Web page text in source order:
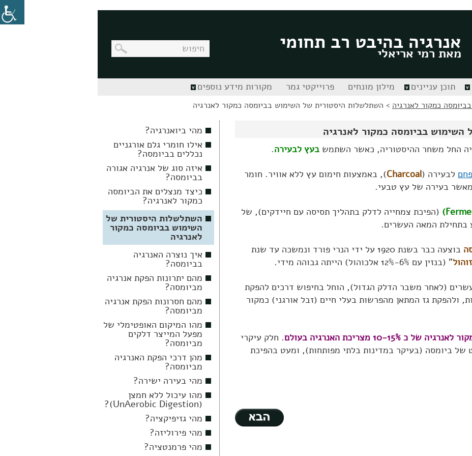
אנרגיה בהיבט רב תחומי
מאת רמי אריאלי
תוכן עניינים מילון מונחים פרוייקטי גמר מקורות מידע נוספים
כמקור לאנרגיה > השתלשלות היסטורית של השימוש בביומסה כמקור לאנרגיה
בביומסה כמקור לאנרגיה
החל משחר ההיסטוריה, כאשר השתמש בעץ לבעירה.
פחם לבעירה (Charcoal), באמצעות חימום עץ ללא אוויר. חומר
בעירה של עץ טבעי.
(הפיכת צמחייה לדלק בתהליך תסיסה עם חיידקים), של
בתחילת המאה העשרים.
בוצעה כבר בשנת 1920 על ידי הנרי פורד ונמשכה עד שנת
" (בנזין עם 6%-12% אלכוהול) הייתה גבוהה מידי.
(לאחר משבר הדלק הגדול), הוחל בחיפוש דרכים להפקת
ולהפקת גז המתאן מהפרשות בעלי חיים (זבל אורגני) כמקור
15% מצריכת האנרגיה בעולם
. חלק עיקרי
של ביומסה (בעיקר במדינות בלתי מפותחות), ומעט בהפיכת
מהי ביואנרגיה?
אילו חומרי גלם אורגניים
נכללים בביומסה?
איזה סוג של אנרגיה אגורה
בביומסה?
כיצד מנצלים את הביומסה
כמקור לאנרגיה?
השתלשלות היסטורית של
השימוש בביומסה כמקור
לאנרגיה
איך נוצרה האנרגיה
בביומסה?
מהם יתרונות הפקת אנרגיה
מביומסה?
מהם חסרונות הפקת אנרגיה
מביומסה?
מהו המיקום האופטימלי של
מפעל המייצר דלקים
מביומסה?
מהן דרכי הפקת האנרגיה
מביומסה?
מהי בעירה ישירה?
מהו עיכול ללא חמצן
(UnAerobic Digestion)?
מהי גזיפיקציה?
מהי פירוליזה?
מהי פרמנטציה?